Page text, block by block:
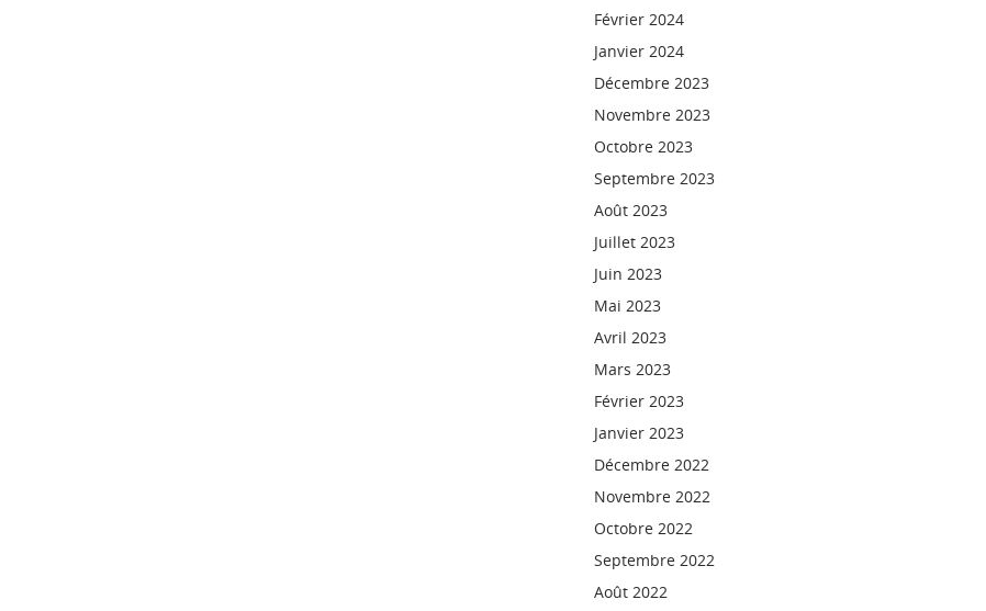
Février 2024
Janvier 2024
Décembre 2023
Novembre 2023
Octobre 2023
Septembre 2023
Août 2023
Juillet 2023
Juin 2023
Mai 2023
Avril 2023
Mars 2023
Février 2023
Janvier 2023
Décembre 2022
Novembre 2022
Octobre 2022
Septembre 2022
Août 2022